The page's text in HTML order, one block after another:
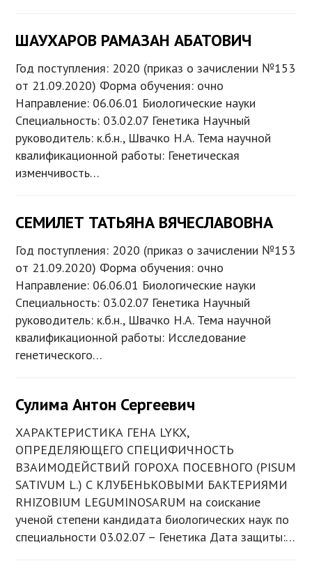
ШАУХАРОВ РАМАЗАН АБАТОВИЧ
Год поступления: 2020 (приказ о зачислении №153
от 21.09.2020) Форма обучения: очно
Направление: 06.06.01 Биологические науки
Специальность: 03.02.07 Генетика Научный
руководитель: к.б.н., Швачко Н.А. Тема научной
квалификационной работы: Генетическая
изменчивость…
СЕМИЛЕТ ТАТЬЯНА ВЯЧЕСЛАВОВНА
Год поступления: 2020 (приказ о зачислении №153
от 21.09.2020) Форма обучения: очно
Направление: 06.06.01 Биологические науки
Специальность: 03.02.07 Генетика Научный
руководитель: к.б.н., Швачко Н.А. Тема научной
квалификационной работы: Исследование
генетического…
Сулима Антон Сергеевич
ХАРАКТЕРИСТИКА ГЕНА LYKX,
ОПРЕДЕЛЯЮЩЕГО СПЕЦИФИЧНОСТЬ
ВЗАИМОДЕЙСТВИЙ ГОРОХА ПОСЕВНОГО (PISUM
SATIVUM L.) С КЛУБЕНЬКОВЫМИ БАКТЕРИЯМИ
RHIZOBIUM LEGUMINOSARUM на соискание
ученой степени кандидата биологических наук по
специальности 03.02.07 – Генетика Дата защиты:…